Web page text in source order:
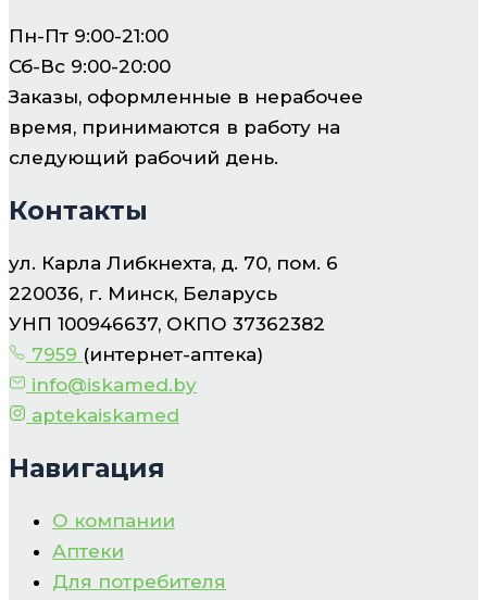
Пн-Пт 9:00-21:00
Сб-Вс 9:00-20:00
Заказы, оформленные в нерабочее
время, принимаются в работу на
следующий рабочий день.
Контакты
ул. Карла Либкнехта, д. 70, пом. 6
220036, г. Минск, Беларусь
УНП 100946637, ОКПО 37362382
7959 (интернет-аптека)
info@iskamed.by
aptekaiskamed
Навигация
О компании
Аптеки
Для потребителя